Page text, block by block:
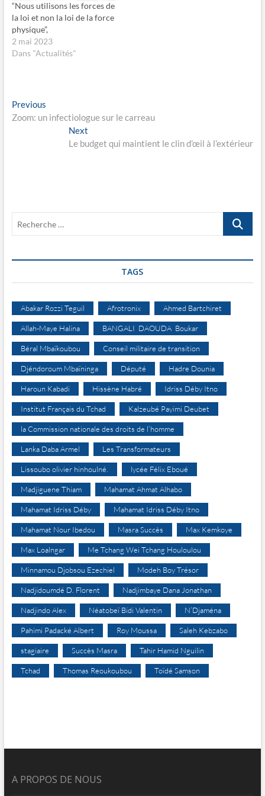
r
e
d
a
n
s
u
n
e
l
l
n
e
n
e
l
r
“Nous utilisons les forces de
la loi et non la loi de la force
physique”,
2 mai 2023
Dans "Actualités"
Navigation
de
PreviousPrevious
post:
Zoom: un infectiologue sur le carreau
Next
post:
Le budget qui maintient le clin d’œil à l’extérieur
Recherche
TAGS
Abakar Rozzi Teguil Afrotronix Ahmed Bartchiret
Allah-Maye Halina BANGALI DAOUDA Boukar
Béral Mbaïkoubou Conseil militaire de transition
Djéndoroum Mbaïninga Député Hadre Dounia
Haroun Kabadi Hissène Habré Idriss Déby Itno
Institut Français du Tchad Kalzeubé Payimi Deubet
la Commission nationale des droits de l’homme
Lanka Daba Armel Les Transformateurs
Lissoubo olivier hinhoulné. lycée Félix Eboué
Madjiguene Thiam Mahamat Ahmat Alhabo
Mahamat Idriss Déby Mahamat Idriss Déby Itno
Mahamat Nour Ibedou Masra Succès Max Kemkoye
Max Loalngar Me Tchang Wei Tchang Houloulou
Minnamou Djobsou Ezechiel Modeh Boy Trésor
Nadjidoumdé D. Florent Nadjimbaye Dana Jonathan
Nadjindo Alex Néatobeï Bidi Valentin N’Djaména
Pahimi Padacké Albert Roy Moussa Saleh Kebzabo
stagiaire Succès Masra Tahir Hamid Nguilin
Tchad Thomas Reoukoubou Toïdé Samson
A PROPOS DE NOUS